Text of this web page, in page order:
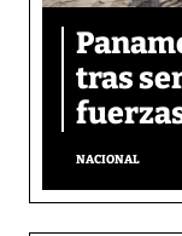
tras
NACIONAL